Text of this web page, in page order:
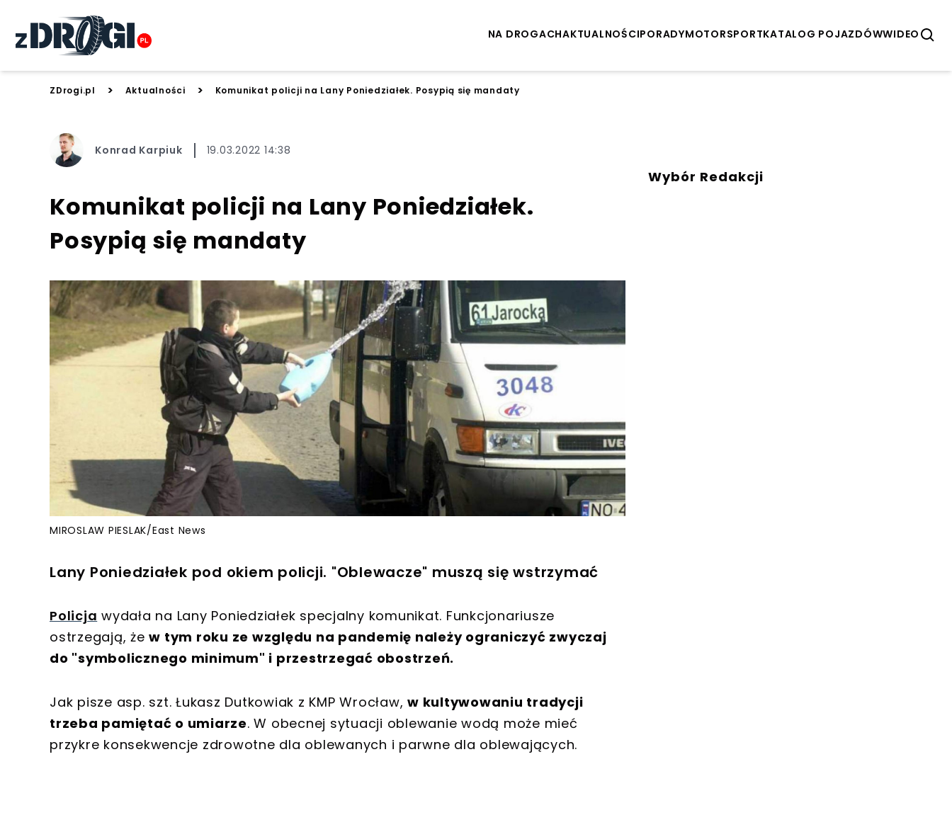
NA DROGACHAKTUALNOŚCIPORADYMOTORSPORTKATALOG POJAZDÓWWIDEO
ZDrogi.pl > Aktualności > Komunikat policji na Lany Poniedziałek. Posypią się mandaty
Konrad Karpiuk 19.03.2022 14:38
Komunikat policji na Lany Poniedziałek.
Posypią się mandaty
MIROSLAW PIESLAK/East News
Lany Poniedziałek pod okiem policji. "Oblewacze" muszą się wstrzymać
Policja wydała na Lany Poniedziałek specjalny komunikat. Funkcjonariusze
ostrzegają, żew tym roku ze względu na pandemię należy ograniczyć zwyczaj
do "symbolicznego minimum" i przestrzegać obostrzeń.
Jak pisze asp. szt. Łukasz Dutkowiak z KMP Wrocław, w kultywowaniu tradycji
trzeba pamiętać o umiarze. W obecnej sytuacji oblewanie wodą może mieć
przykre konsekwencje zdrowotne dla oblewanych i parwne dla oblewających.
Wybór Redakcji